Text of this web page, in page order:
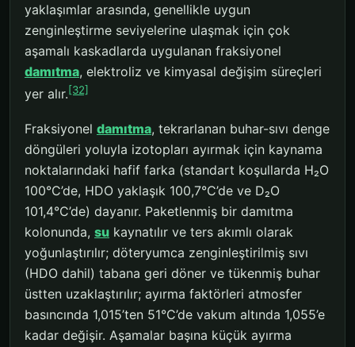
yaklaşımlar arasında, genellikle uygun
zenginleştirme seviyelerine ulaşmak için çok
aşamalı kaskadlarda uygulanan fraksiyonel
damıtma, elektroliz ve kimyasal değişim süreçleri
yer alır.[32]
Fraksiyonel damıtma, tekrarlanan buhar-sıvı denge
döngüleri yoluyla izotopları ayırmak için kaynama
noktalarındaki hafif farka (standart koşullarda H₂O
100°C’de, HDO yaklaşık 100,7°C’de ve D₂O
101,4°C’de) dayanır. Paketlenmiş bir damıtma
kolonunda, su kaynatılır ve ters akımlı olarak
yoğunlaştırılır; döteryumca zenginleştirilmiş sıvı
(HDO dahil) tabana geri döner ve tükenmiş buhar
üstten uzaklaştırılır; ayırma faktörleri atmosfer
basıncında 1,015’ten 51°C’de vakum altında 1,055’e
kadar değişir. Aşamalar başına küçük ayırma